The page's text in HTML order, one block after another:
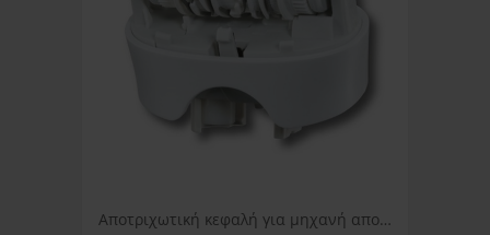
Αποτριχωτική κεφαλή για μηχανή αποτρίχωσης Braun 81555552